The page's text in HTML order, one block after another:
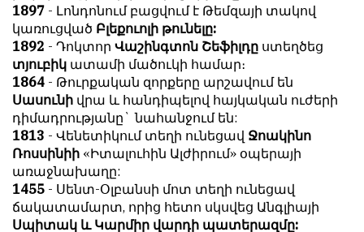
авторские
тексты,
не
кромсает
их
и
не
искажает
смысл.
Мнение
редакции
не
թողարկելու
համար։
Հակառակ
կարծիքները
Խմբագրության
կողմից
ընդունվում
են
ոչ
այնքան
գրկաբաց
են,
1897 - Լոնդոնում բացվում է Թեմզայի տակով
կառուցված Բլեքուոլի թունելը:
1892 - Դոկտոր Վաշինգտոն Շեֆիլդը ստեղծեց
տյուբիկ ատամի մածուկի համար։
1864 - Թուրքական զորքերը արշավում են
Սասունի վրա և հանդիպելով հայկական ուժերի
դիմադրությանը` նահանջում են:
1813 - Վենետիկում տեղի ունեցավ Ջոակինո
Ռոսսինիի «Իտալուհին Ալժիրում» օպերայի
առաջնախաղը:
1455 - Սենտ-Օլբանսի մոտ տեղի ունեցավ
ճակատամարտ, որից հետո սկսվեց Անգլիայի
Սպիտակ և Կարմիր վարդի պատերազմը: